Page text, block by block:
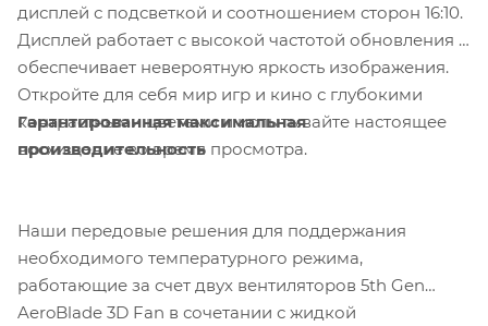
дисплей с подсветкой и соотношением сторон 16:10.
Дисплей работает с высокой частотой обновления и
обеспечивает невероятную яркость изображения.
Откройте для себя мир игр и кино с глубокими
контрастными цветами и испытывайте настоящее
восхищение во время просмотра.
Гарантированная максимальная
производительность
Наши передовые решения для поддержания
необходимого температурного режима,
работающие за счет двух вентиляторов 5th Gen
AeroBlade 3D Fan в сочетании с жидкой